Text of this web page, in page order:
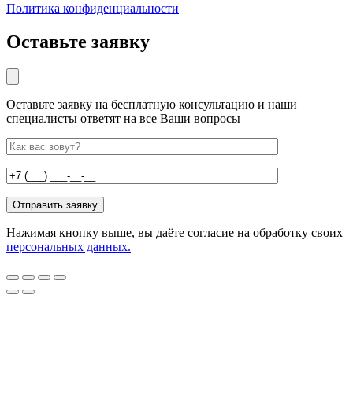
Политика конфиденциальности
Оставьте заявку
Оставьте заявку на бесплатную консультацию и наши
специалисты ответят на все Ваши вопросы
Нажимая кнопку выше, вы даёте согласие на обработку своих
персональных данных.